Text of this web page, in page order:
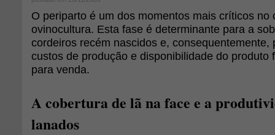
O periparto é um dos momentos mais críticos no
ovinocultura. Esta fase é determinante para a
cordeiros recém nascidos e, consequentemente,
custos de produção e disponibilidade do produto
para venda.
A cobertura de lã na face e a
lanados